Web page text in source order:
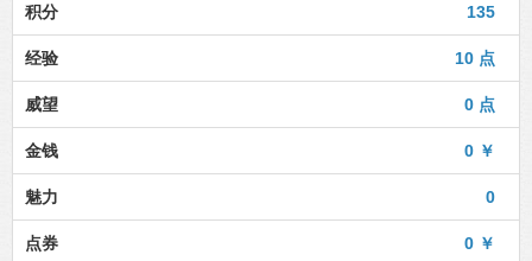
135
积分
10 点
经验
0 点
威望
0 ￥
金钱
0
魅力
0 ￥
点券